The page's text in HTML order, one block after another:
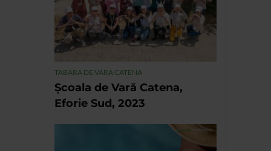
TABARA DE VARA CATENA
Școala de Vară Catena,
Eforie Sud, 2023